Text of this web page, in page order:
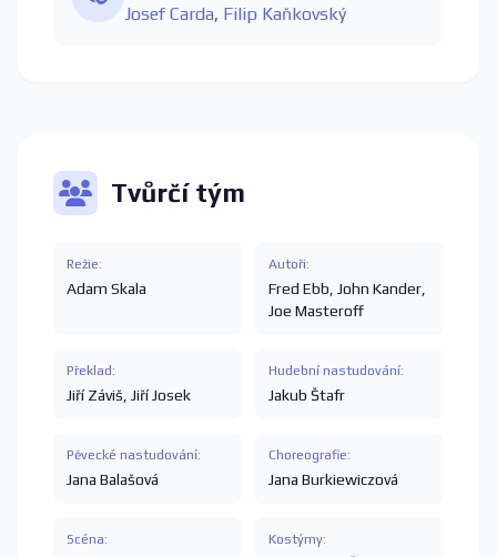
Josef Carda, Filip Kaňkovský
Tvůrčí tým
Režie:
Adam Skala
Autoři:
Fred Ebb John Kander
Joe Masteroff
Překlad:
Jiří Záviš Jiří Josek
Hudební nastudování:
Jakub Štafr
Pěvecké nastudování:
Jana Balašová
Choreografie:
Jana Burkiewiczová
Scéna: Kostýmy: